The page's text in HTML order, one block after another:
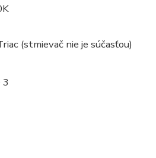
(stmievač nie je súčasťou)
3